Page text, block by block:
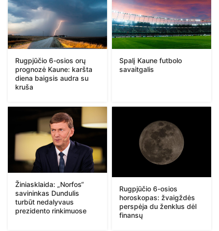
Rugpjūčio 6-osios orų
prognozė Kaune: karšta
diena baigsis audra su
kruša
Spalį Kaune futbolo
savaitgalis
Žiniasklaida: „Norfos“
savininkas Dundulis
turbūt nedalyvaus
prezidento rinkimuose
Rugpjūčio 6-osios
horoskopas: žvaigždės
perspėja du ženklus dėl
finansų